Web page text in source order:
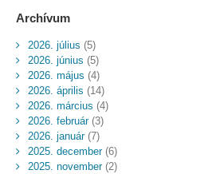
Archívum
2026. július (5)
2026. június (5)
2026. május (4)
2026. április (14)
2026. március (4)
2026. február(3)
2026. január(7)
2025. december(6)
2025. november(2)